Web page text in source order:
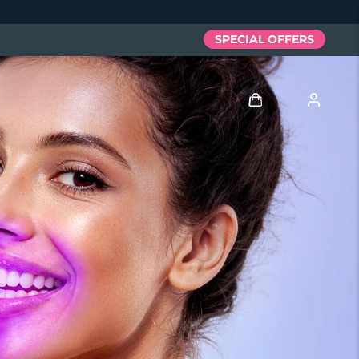
SPECIAL OFFERS
Kullanici profi̇li̇
Cihazlarım
Siparişlerim